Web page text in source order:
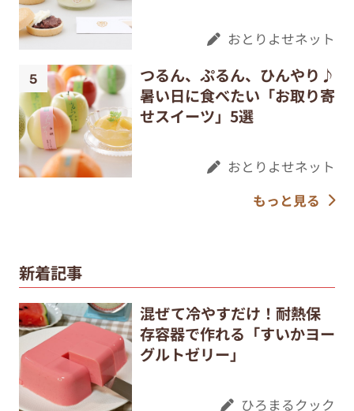
おとりよせネット
つるん、ぷるん、ひんやり♪
暑い日に食べたい「お取り寄
せスイーツ」5選
おとりよせネット
もっと見る
新着記事
混ぜて冷やすだけ！耐熱保
存容器で作れる「すいかヨー
グルトゼリー」
ひろまるクック